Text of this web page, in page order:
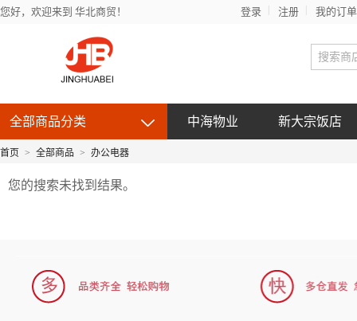
您好，欢迎来到 华北商贸！ 登录 注册 我的订单
全部商品分类 中海物业 新大宗饭店
首页 > 全部商品 > 办公电器
您的搜索未找到结果。